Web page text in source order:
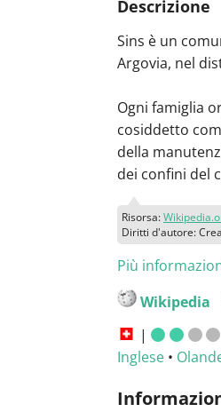
Descrizione
Sins è un
Argovia, nel
Ogni famiglia
cosiddetto
della
dei confini del
Risorsa:
Diritti d'autore:
Più
Wikipedia
|
Inglese •